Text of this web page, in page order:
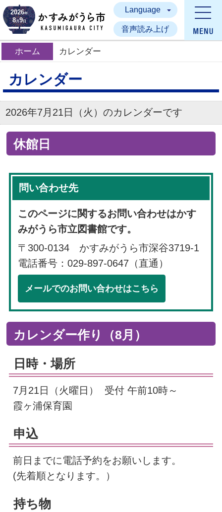
かすみがうら市
2026年
8月9日
Language
音声読み上げ
ホーム カレンダー
カレンダー
2026年7月21日（火）のカレンダーです
休館日
問い合わせ先
このページに関するお問い合わせはかす
みがうら市立図書館です。
〒300-0134 かすみがうら市深谷3719-1
電話番号：029-897-0647（直通）
メールでのお問い合わせはこちら
カレンダー作り（8月）
日時・場所
7月21日（火曜日） 受付 午前10時～
霞ヶ浦保育園
申込
前日までに電話予約をお願いします。
(先着順となります。）
持ち物